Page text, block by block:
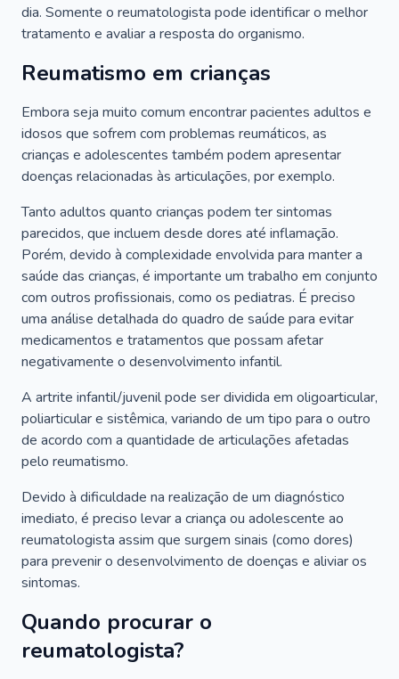
dia. Somente o reumatologista pode identificar o melhor
tratamento e avaliar a resposta do organismo.
Reumatismo em crianças
Embora seja muito comum encontrar pacientes adultos e
idosos que sofrem com problemas reumáticos, as
crianças e adolescentes também podem apresentar
doenças relacionadas às articulações, por exemplo.
Tanto adultos quanto crianças podem ter sintomas
parecidos, que incluem desde dores até inflamação.
Porém, devido à complexidade envolvida para manter a
saúde das crianças, é importante um trabalho em conjunto
com outros profissionais, como os pediatras. É preciso
uma análise detalhada do quadro de saúde para evitar
medicamentos e tratamentos que possam afetar
negativamente o desenvolvimento infantil.
A artrite infantil/juvenil pode ser dividida em oligoarticular,
poliarticular e sistêmica, variando de um tipo para o outro
de acordo com a quantidade de articulações afetadas
pelo reumatismo.
Devido à dificuldade na realização de um diagnóstico
imediato, é preciso levar a criança ou adolescente ao
reumatologista assim que surgem sinais (como dores)
para prevenir o desenvolvimento de doenças e aliviar os
sintomas.
Quando procurar o
reumatologista?